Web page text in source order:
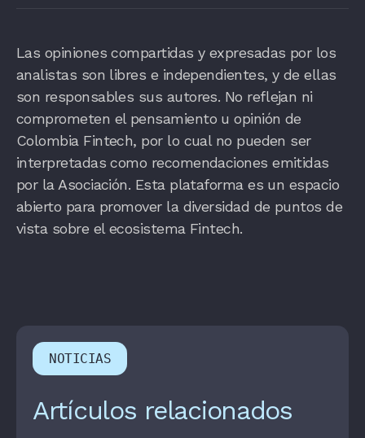
Las opiniones compartidas y expresadas por los
analistas son libres e independientes, y de ellas
son responsables sus autores. No reflejan ni
comprometen el pensamiento u opinión de
Colombia Fintech, por lo cual no pueden ser
interpretadas como recomendaciones emitidas
por la Asociación. Esta plataforma es un espacio
abierto para promover la diversidad de puntos de
vista sobre el ecosistema Fintech.
NOTICIAS
Artículos relacionados